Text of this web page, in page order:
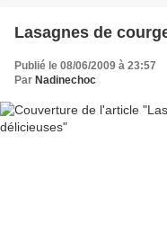
Lasagnes de
Publié le 08/06/2009 à 23:57
Par Nadinechoc